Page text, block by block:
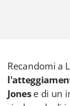
Recandomi a
Jonese di un